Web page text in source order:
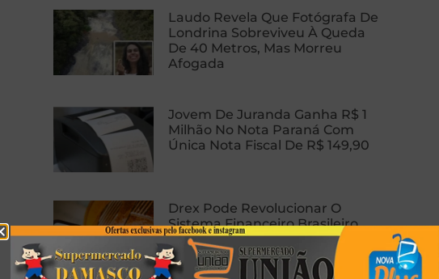
Laudo Revela Que Fotógrafa De
Londrina Sobreviveu À Queda
De 40 Metros, Mas Morreu
Afogada
Jovem De Juranda Ganha R$ 1
Milhão No Nota Paraná Com
Única Nota Fiscal De R$ 149,90
Drex Pode Revolucionar O
Sistema Financeiro Brasileiro
Com Contratos Inteligentes,
Tokenização E Dinheiro
Programável